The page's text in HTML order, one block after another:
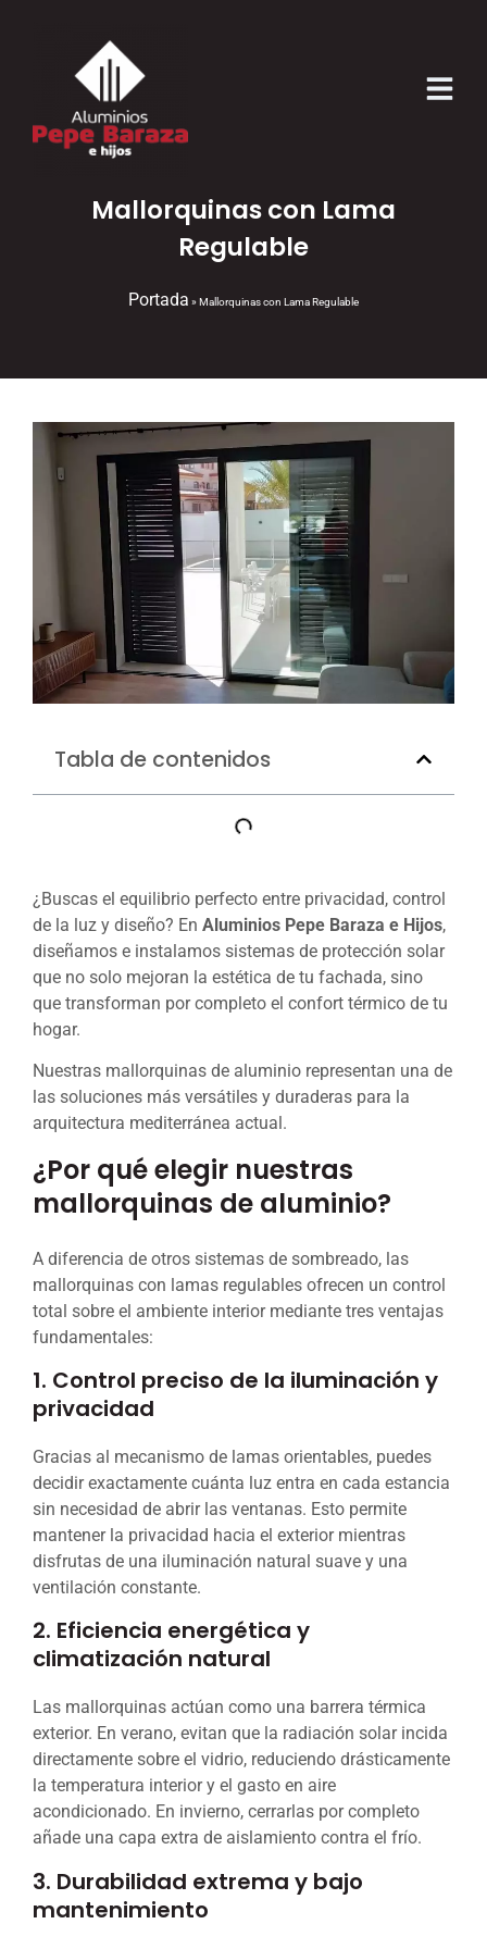
Mallorquinas con Lama
Regulable
Portada »Mallorquinas con Lama Regulable
Tabla de contenidos
¿Buscas el equilibrio perfecto entre privacidad, control
de la luz y diseño? En Aluminios Pepe Baraza e Hijos,
diseñamos e instalamos sistemas de protección solar
que no solo mejoran la estética de tu fachada, sino
que transforman por completo el confort térmico de tu
hogar.
Nuestras mallorquinas de aluminio representan una de
las soluciones más versátiles y duraderas para la
arquitectura mediterránea actual.
¿Por qué elegir nuestras
mallorquinas de aluminio?
A diferencia de otros sistemas de sombreado, las
mallorquinas con lamas regulables ofrecen un control
total sobre el ambiente interior mediante tres ventajas
fundamentales:
1. Control preciso de la iluminación y
privacidad
Gracias al mecanismo de lamas orientables, puedes
decidir exactamente cuánta luz entra en cada estancia
sin necesidad de abrir las ventanas. Esto permite
mantener la privacidad hacia el exterior mientras
disfrutas de una iluminación natural suave y una
ventilación constante.
2. Eficiencia energética y
climatización natural
Las mallorquinas actúan como una barrera térmica
exterior. En verano, evitan que la radiación solar incida
directamente sobre el vidrio, reduciendo drásticamente
la temperatura interior y el gasto en aire
acondicionado. En invierno, cerrarlas por completo
añade una capa extra de aislamiento contra el frío.
3. Durabilidad extrema y bajo
mantenimiento